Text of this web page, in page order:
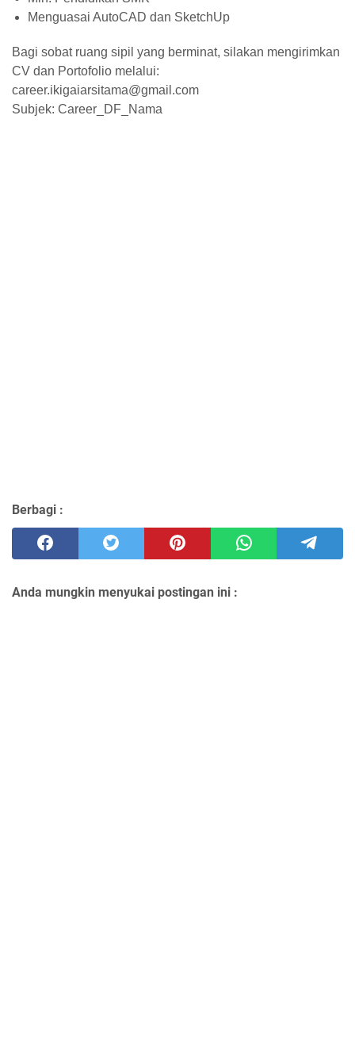
Menguasai AutoCAD dan SketchUp
Bagi sobat ruang sipil yang berminat, silakan mengirimkan
CV dan Portofolio melalui:
career.ikigaiarsitama@gmail.com
Subjek: Career_DF_Nama
Berbagi :
Anda mungkin menyukai postingan ini :